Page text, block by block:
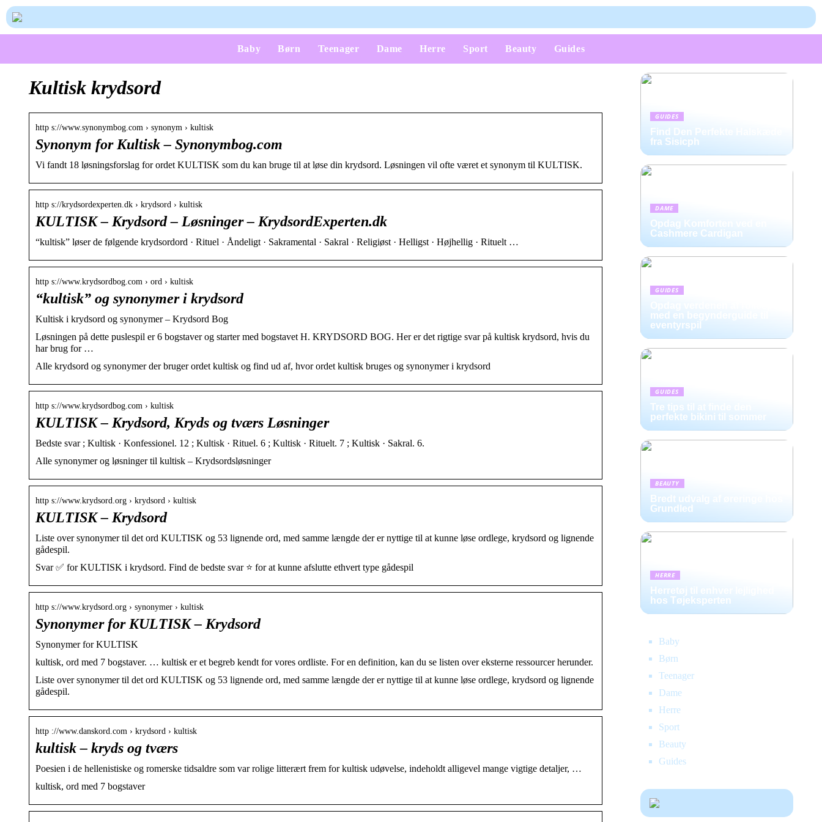
Baby Børn Teenager Dame Herre Sport Beauty Guides
Kultisk krydsord
http s://www.synonymbog.com › synonym › kultisk
Synonym for Kultisk – Synonymbog.com
Vi fandt 18 løsningsforslag for ordet KULTISK som du kan bruge til at løse din krydsord. Løsningen vil ofte været et synonym til KULTISK.
http s://krydsordexperten.dk › krydsord › kultisk
KULTISK – Krydsord – Løsninger – KrydsordExperten.dk
“kultisk” løser de følgende krydsordord · Rituel · Åndeligt · Sakramental · Sakral · Religiøst · Helligst · Højhellig · Rituelt …
http s://www.krydsordbog.com › ord › kultisk
“kultisk” og synonymer i krydsord
Kultisk i krydsord og synonymer – Krydsord Bog
Løsningen på dette puslespil er 6 bogstaver og starter med bogstavet H. KRYDSORD BOG. Her er det rigtige svar på kultisk krydsord, hvis du
har brug for …
Alle krydsord og synonymer der bruger ordet kultisk og find ud af, hvor ordet kultisk bruges og synonymer i krydsord
http s://www.krydsordbog.com › kultisk
KULTISK – Krydsord, Kryds og tværs Løsninger
Bedste svar ; Kultisk · Konfessionel. 12 ; Kultisk · Rituel. 6 ; Kultisk · Rituelt. 7 ; Kultisk · Sakral. 6.
Alle synonymer og løsninger til kultisk – Krydsordsløsninger
http s://www.krydsord.org › krydsord › kultisk
KULTISK – Krydsord
Liste over synonymer til det ord KULTISK og 53 lignende ord, med samme længde der er nyttige til at kunne løse ordlege, krydsord og lignende
gådespil.
Svar ✅ for KULTISK i krydsord. Find de bedste svar ⭐ for at kunne afslutte ethvert type gådespil
http s://www.krydsord.org › synonymer › kultisk
Synonymer for KULTISK – Krydsord
Synonymer for KULTISK
kultisk, ord med 7 bogstaver. … kultisk er et begreb kendt for vores ordliste. For en definition, kan du se listen over eksterne ressourcer herunder.
Liste over synonymer til det ord KULTISK og 53 lignende ord, med samme længde der er nyttige til at kunne løse ordlege, krydsord og lignende
gådespil.
http ://www.danskord.com › krydsord › kultisk
kultisk – kryds og tværs
Poesien i de hellenistiske og romerske tidsaldre som var rolige litterært frem for kultisk udøvelse, indeholdt alligevel mange vigtige detaljer, …
kultisk, ord med 7 bogstaver
GUIDES
Find Den Perfekte Halskæde
fra Sisicph
DAME
Opdag Komforten ved en
Cashmere Cardigan
GUIDES
med en begynderguide til
eventyrspil
GUIDES
Tre tips til at finde den
perfekte bikini til sommer
BEAUTY
Bredt udvalg af øreringe hos
Grundled
HERRE
Herretøj til enhver lejlighed
hos Tøjeksperten
Baby
Børn
Teenager
Dame
Herre
Sport
Beauty
Guides